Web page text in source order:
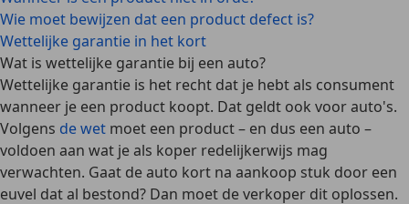
Wie moet bewijzen dat een product defect is?
Wettelijke garantie in het kort
Wat is wettelijke garantie bij een auto?
Wettelijke garantie is het recht dat je hebt als consument
wanneer je een product koopt. Dat geldt ook voor auto's.
Volgens de wet moet een product – en dus een auto –
voldoen aan wat je als koper redelijkerwijs mag
verwachten. Gaat de auto kort na aankoop stuk door een
euvel dat al bestond? Dan moet de verkoper dit oplossen.